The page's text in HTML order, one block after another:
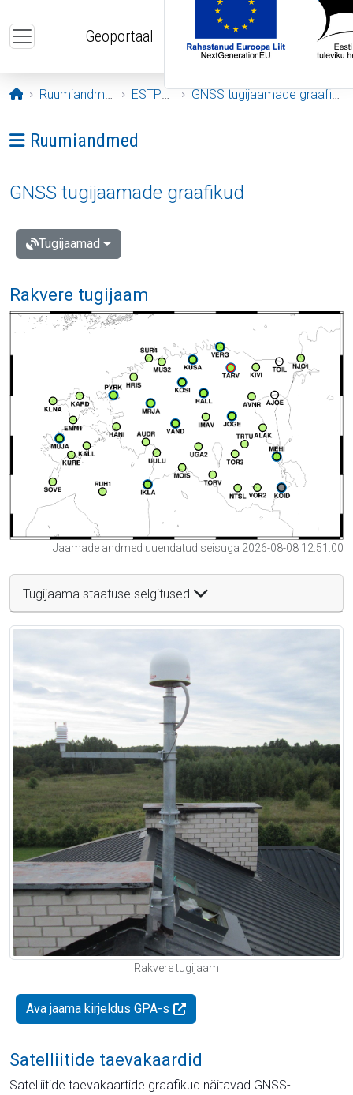
Geoportaal
Avaleht
Ruumiandmed ESTPOS GNSS tugijaamade graafikud
Ava menüü: Ruumiandmed
Ruumiandmed
GNSS tugijaamade graafikud
Tugijaamad
Rakvere tugijaam
Jaamade andmed uuendatud seisuga 2026-08-08 12:51:00
Tugijaama staatuse selgitused
Rakvere tugijaam
Ava jaama kirjeldus GPA-s
Satelliitide taevakaardid
Satelliitide taevakaartide graafikud näitavad GNSS-